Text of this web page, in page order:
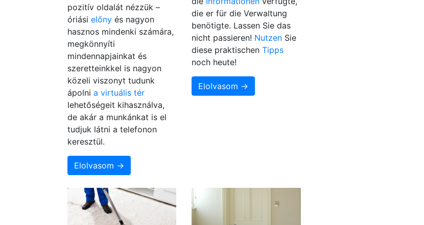
pozitív oldalát nézzük –
óriási előny és nagyon
hasznos mindenki számára,
megkönnyíti
mindennapjainkat és
szeretteinkkel is nagyon
közeli viszonyt tudunk
ápolni a virtuális tér
lehetőségeit kihasználva,
de akár a munkánkat is el
tudjuk látni a telefonon
keresztül.
Elolvasom →
die er für die Verwaltung
benötigte. Lassen Sie das
nicht passieren! Nutzen Sie
diese praktischenTipps
noch heute!
Elolvasom →